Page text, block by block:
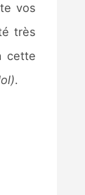
vos
très
cette
.